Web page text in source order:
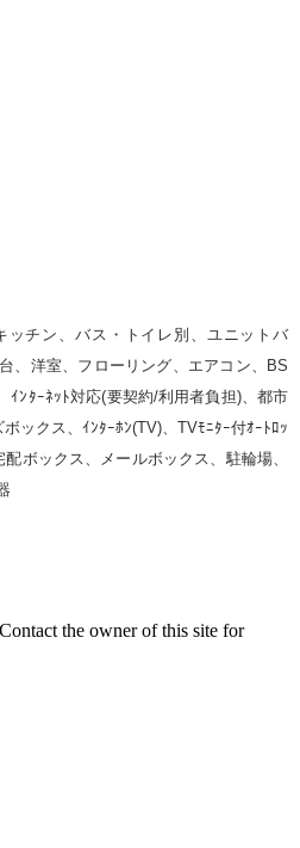
ッチン、バス・トイレ別、ユニットバ
、洋室、フローリング、エアコン、BS
ｲﾝﾀｰﾈｯﾄ対応(要契約/利用者負担)、都市
ックス、ｲﾝﾀｰﾎﾝ(TV)、TVﾓﾆﾀｰ付ｵｰﾄﾛｯ
ボックス、メールボックス、駐輪場、